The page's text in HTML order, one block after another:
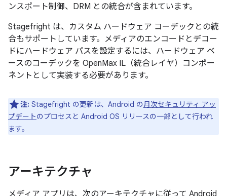
ンスポート制御、DRM との統合が含まれています。
Stagefright は、カスタム ハードウェア コーデックとの統
合もサポートしています。メディアのエンコードとデコー
ドにハードウェア パスを設定するには、ハードウェア ベ
ースのコーデックを OpenMax IL（統合レイヤ）コンポー
ネントとして実装する必要があります。
注: Stagefright の更新は、Android の月次セキュリティ アッ
プデートのプロセスと Android OS リリースの一部として行われ
ます。
アーキテクチャ
メディア アプリは、次のアーキテクチャに従って Android